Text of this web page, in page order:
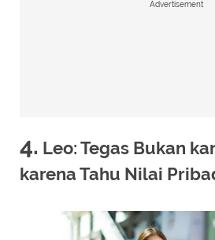
Advertisement
4. Leo: Tegas Bukan
karena Tahu Nilai